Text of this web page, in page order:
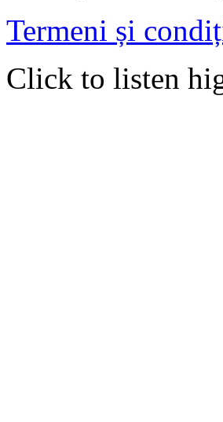
Termeni și
Click to listen